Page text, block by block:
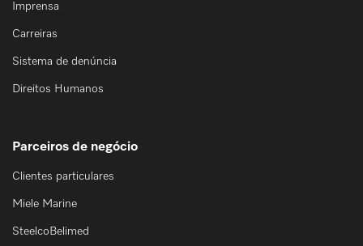
Imprensa
Carreiras
Sistema de denúncia
Direitos Humanos
Parceiros de negócio
Clientes particulares
Miele Marine
SteelcoBelimed